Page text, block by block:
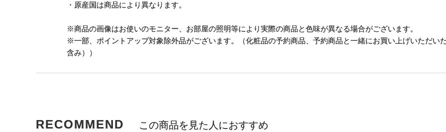
・原産国は商品により異なります。
※商品の画像はお使いのモニター、お部屋の照明等により実際の商品と色味が異なる場合がございます。
※一部、ポイントアップ対象除外品がございます。（化粧品の予約商品、予約商品と一緒にお買い上げいただい
含み））
RECOMMEND この商品を見た人におすすめ